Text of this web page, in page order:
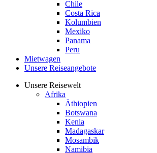
Chile
Costa Rica
Kolumbien
Mexiko
Panama
Peru
Mietwagen
Unsere Reiseangebote
Unsere Reisewelt
Afrika
Äthiopien
Botswana
Kenia
Madagaskar
Mosambik
Namibia